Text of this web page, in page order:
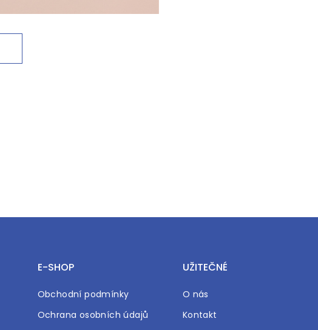
E-SHOP
Obchodní podmínky
Ochrana osobních údajů
UŽITEČNÉ
O nás
Kontakt